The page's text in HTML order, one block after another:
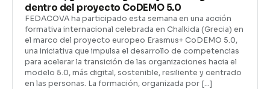
dentro del proyecto CoDEMO 5.0
FEDACOVA ha participado esta semana en una acción
formativa internacional celebrada en Chalkida (Grecia) en
el marco del proyecto europeo Erasmus+ CoDEMO 5.0,
una iniciativa que impulsa el desarrollo de competencias
para acelerar la transición de las organizaciones hacia el
modelo 5.0, más digital, sostenible, resiliente y centrado
en las personas. La formación, organizada por […]